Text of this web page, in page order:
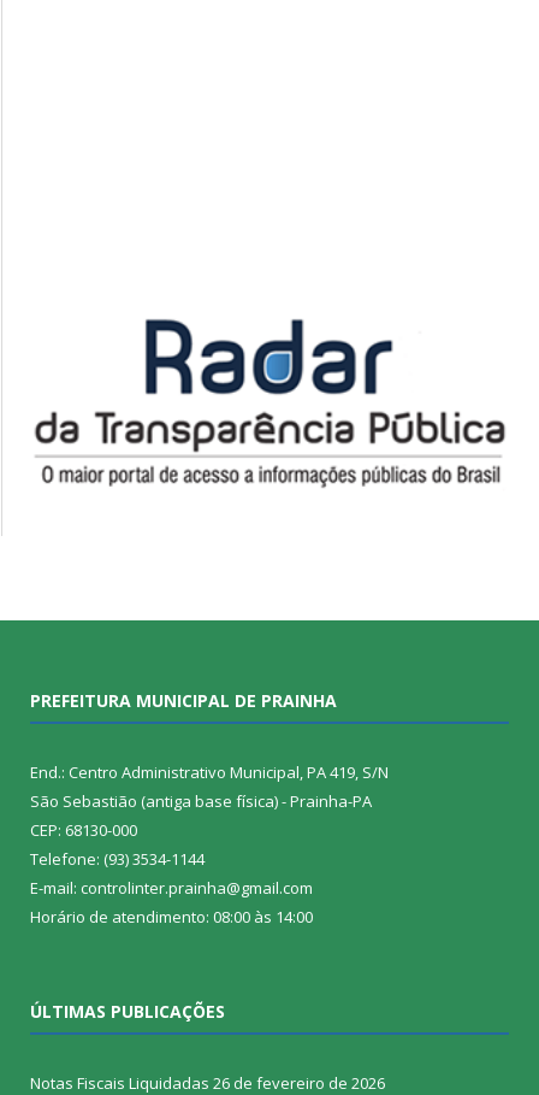
PREFEITURA MUNICIPAL DE PRAINHA
End.: Centro Administrativo Municipal, PA 419, S/N
São Sebastião (antiga base física) - Prainha-PA
CEP: 68130-000
Telefone: (93) 3534-1144
E-mail: controlinter.prainha@gmail.com
Horário de atendimento: 08:00 às 14:00
ÚLTIMAS PUBLICAÇÕES
Notas Fiscais Liquidadas 26 de fevereiro de 2026